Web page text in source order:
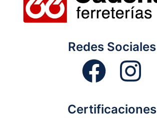
Redes Sociales
Certificaciones